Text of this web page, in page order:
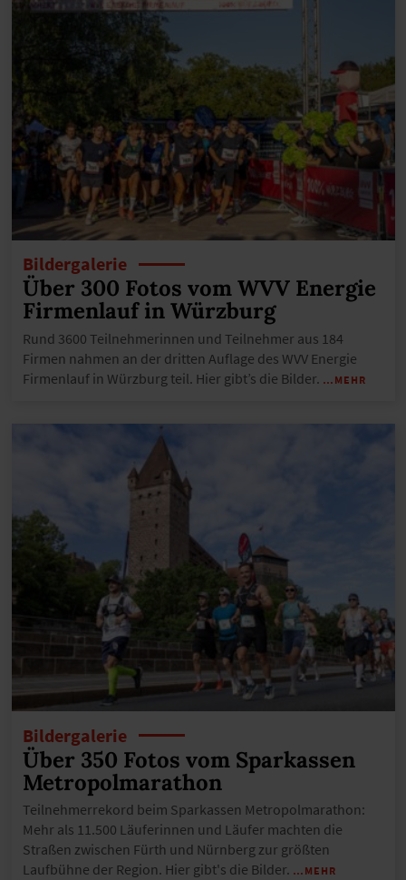
Bildergalerie
Über 300 Fotos vom WVV Energie
Firmenlauf in Würzburg
Rund 3600 Teilnehmerinnen und Teilnehmer aus 184
Firmen nahmen an der dritten Auflage des WVV Energie
Firmenlauf in Würzburg teil. Hier gibt’s die Bilder. …MEHR
Bildergalerie
Über 350 Fotos vom Sparkassen
Metropolmarathon
Teilnehmerrekord beim Sparkassen Metropolmarathon:
Mehr als 11.500 Läuferinnen und Läufer machten die
Straßen zwischen Fürth und Nürnberg zur größten
Laufbühne der Region. Hier gibt's die Bilder. …MEHR